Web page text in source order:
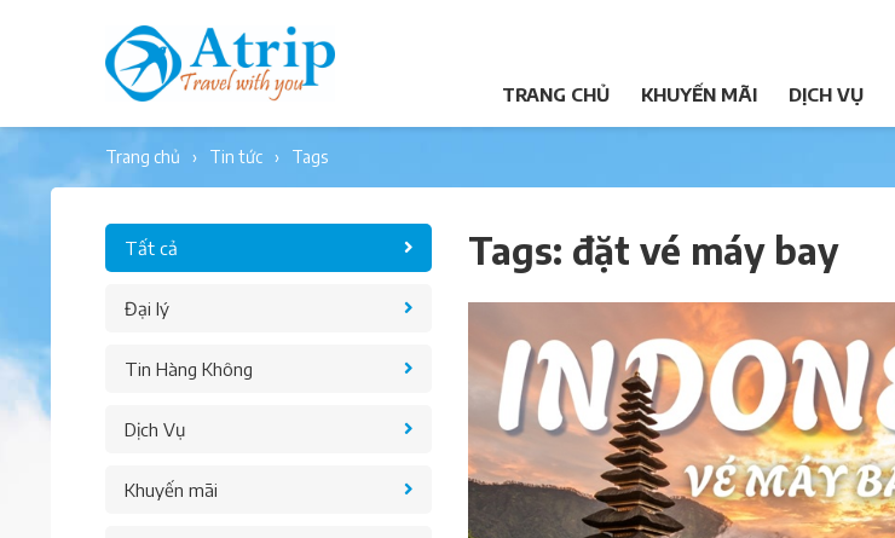
TRANG CHỦ KHUYẾN MÃI DỊCH VỤ
trang chủ tin tức tags
Tất cả
Đại lý
Tin Hàng Không
Dịch Vụ
Khuyến mãi
Tags: đặt vé máy bay